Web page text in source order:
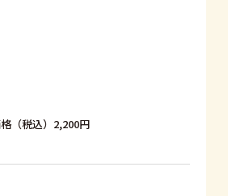
（税込）2,200円